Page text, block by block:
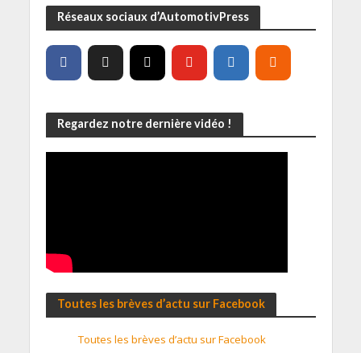
Réseaux sociaux d’AutomotivPress
Regardez notre dernière vidéo !
Toutes les brèves d’actu sur Facebook
Toutes les brèves d’actu sur Facebook